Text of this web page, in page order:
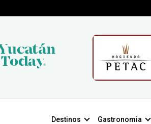
Destinos Gastronomia